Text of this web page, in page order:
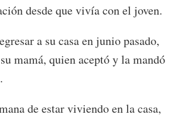
desde que vivía con el joven.
a su casa en junio pasado,
mamá, quien aceptó y la mandó
de estar viviendo en la casa,